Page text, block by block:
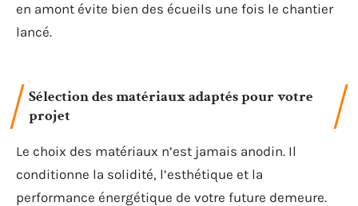
en amont évite bien des écueils une fois le chantier
lancé.
Sélection des matériaux adaptés pour votre
projet
Le choix des matériaux n’est jamais anodin. Il
conditionne la solidité, l’esthétique et la
performance énergétique de votre future demeure.